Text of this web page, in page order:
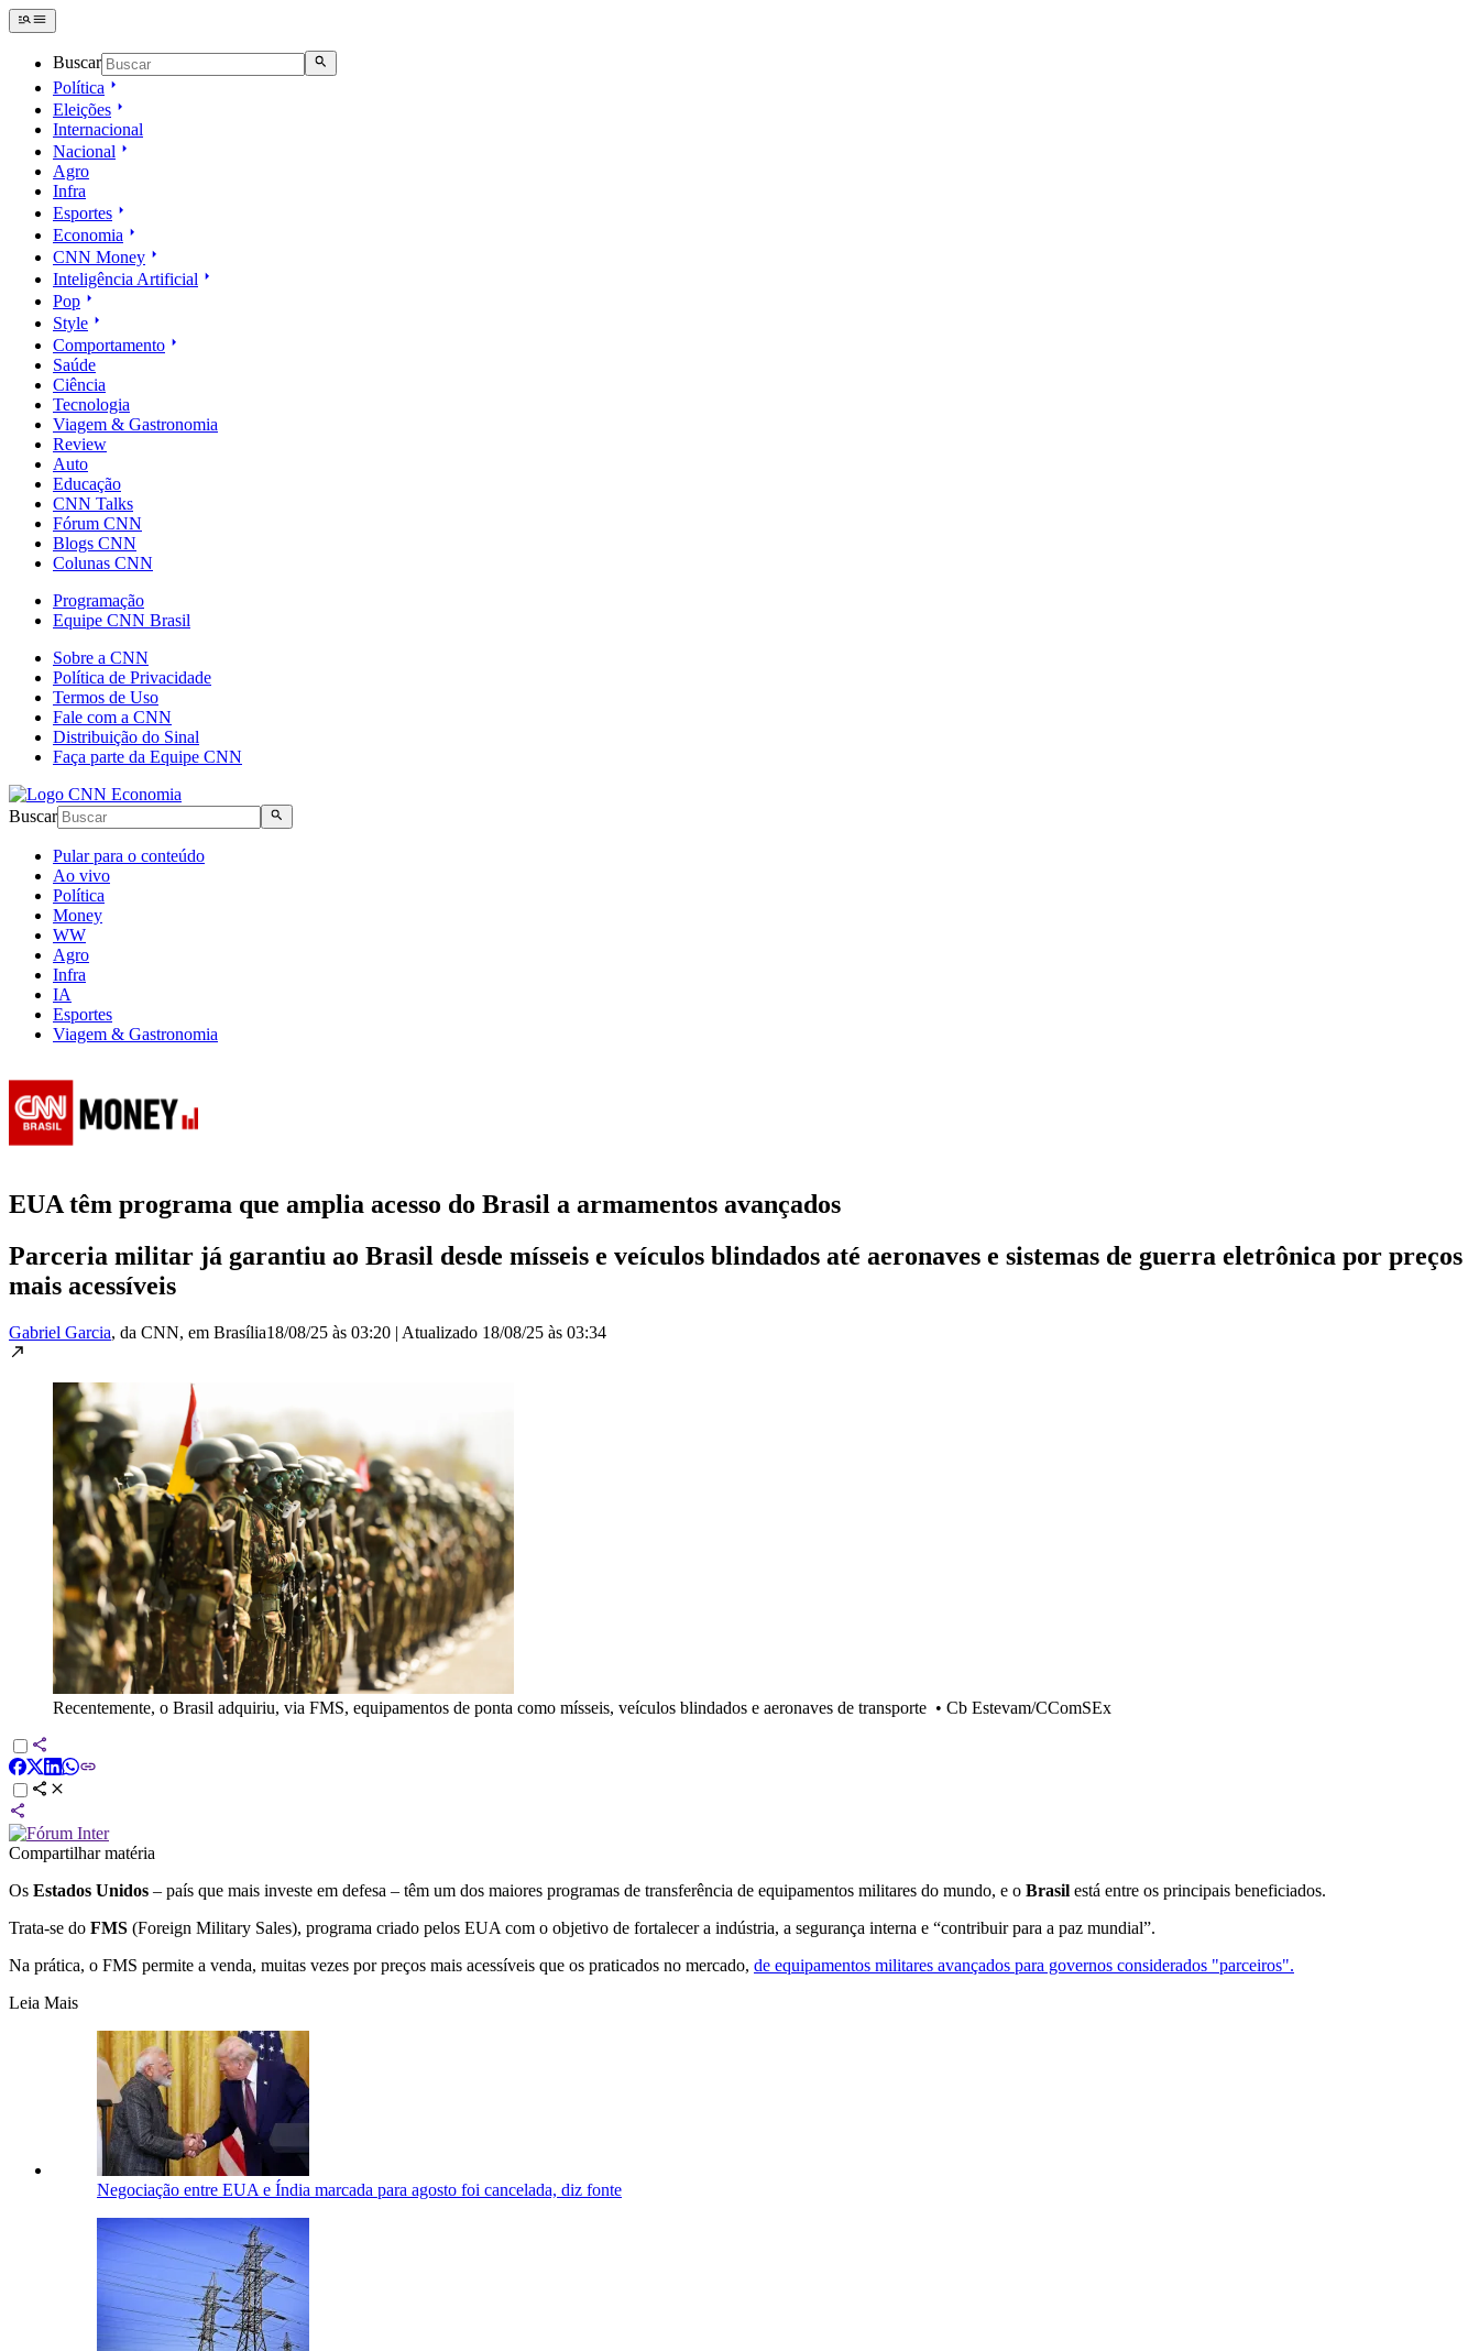
Buscar
Política
Eleições
Internacional
Nacional
Agro
Infra
Esportes
Economia
CNN Money
Inteligência Artificial
Pop
Style
Comportamento
Saúde
Ciência
Tecnologia
Viagem & Gastronomia
Review
Auto
Educação
CNN Talks
Fórum CNN
Blogs CNN
Colunas CNN
Programação
Equipe CNN Brasil
Sobre a CNN
Política de Privacidade
Termos de Uso
Fale com a CNN
Distribuição do Sinal
Faça parte da Equipe CNN
Buscar
Pular para o conteúdo
Ao vivo
Política
Money
WW
Agro
Infra
IA
Esportes
Viagem & Gastronomia
EUA têm programa que amplia acesso do Brasil a armamentos avançados
Parceria militar já garantiu ao Brasil desde mísseis e veículos blindados até aeronaves e sistemas de guerra eletrônica por preços
mais acessíveis
Gabriel Garcia, da CNN, em Brasília18/08/25 às 03:20 | Atualizado 18/08/25 às 03:34
Recentemente, o Brasil adquiriu, via FMS, equipamentos de ponta como mísseis, veículos blindados e aeronaves de transporte • Cb Estevam/CComSEx
Compartilhar matéria
Os Estados Unidos – país que mais investe em defesa – têm um dos maiores programas de transferência de equipamentos militares do mundo, e o Brasil está entre os principais beneficiados.
Trata-se do FMS (Foreign Military Sales), programa criado pelos EUA com o objetivo de fortalecer a indústria, a segurança interna e “contribuir para a paz mundial”.
Na prática, o FMS permite a venda, muitas vezes por preços mais acessíveis que os praticados no mercado, de equipamentos militares avançados para governos considerados "parceiros".
Leia Mais
Negociação entre EUA e Índia marcada para agosto foi cancelada, diz fonte